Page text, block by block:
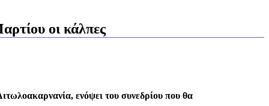
oι κάλπες
, ενόψει του συνεδρίου που θα